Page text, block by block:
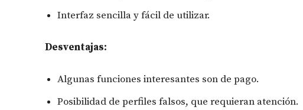
Interfaz sencilla y fácil de utilizar.
Desventajas:
Algunas funciones interesantes son de pago.
Posibilidad de perfiles falsos, que requieran atención.